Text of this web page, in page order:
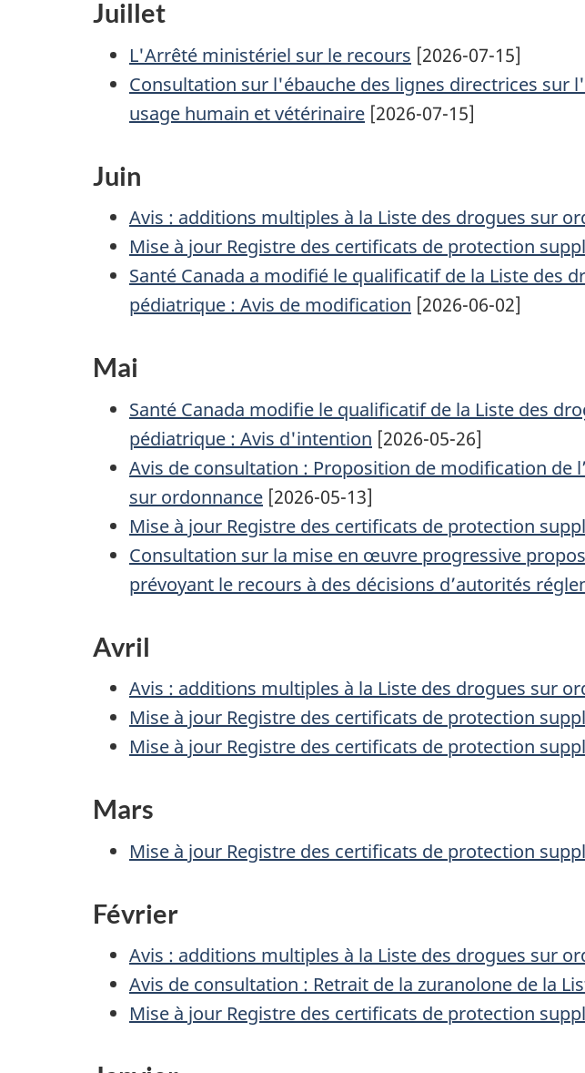
Juillet
L'Arrêté ministériel sur le recours [2026-07-15]
Consultation sur l'ébauche des lignes directrices
usage humain et vétérinaire [2026-07-15]
Juin
Avis : additions multiples à la Liste des drogues sur
Mise à jour Registre des certificats de protection
Santé Canada a modifié le qualificatif de la Liste des
pédiatrique : Avis de modification [2026-06-02]
Mai
Santé Canada modifie le qualificatif de la Liste des
pédiatrique : Avis d'intention [2026-05-26]
Avis de consultation : Proposition de modification de
sur ordonnance [2026-05-13]
Mise à jour Registre des certificats de protection
Consultation sur la mise en œuvre progressive
prévoyant le recours à des décisions d’autorités
Avril
Avis : additions multiples à la Liste des drogues sur
Mise à jour Registre des certificats de protection
Mise à jour Registre des certificats de protection
Mars
Mise à jour Registre des certificats de protection
Février
Avis : additions multiples à la Liste des drogues sur
Avis de consultation : Retrait de la zuranolone de la
Mise à jour Registre des certificats de protection